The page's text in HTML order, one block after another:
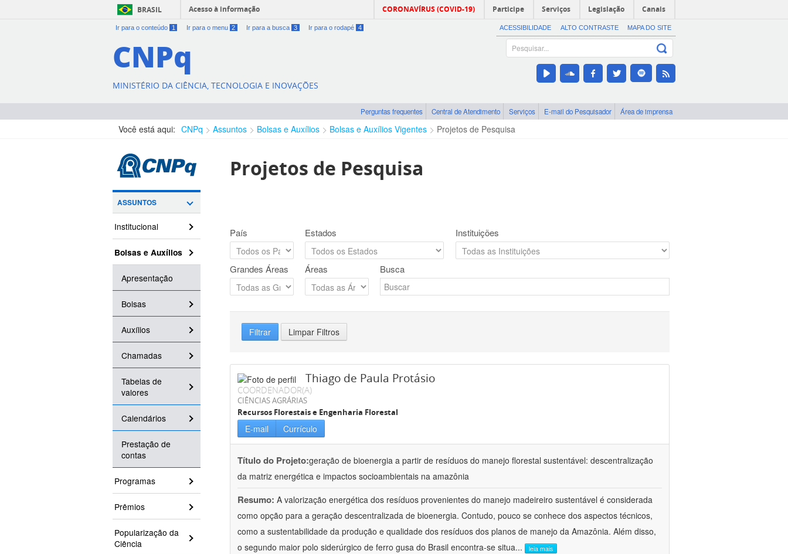
BRASIL Acesso à informação CORONAVÍRUS (COVID-19) Participe Serviços Legislação Canais
Ir para o conteúdo 1 Ir para o menu 2 Ir para a busca 3 Ir para o rodapé 4 ACESSIBILIDADE ALTO CONTRASTE MAPA DO SITE
CNPq
MINISTÉRIO DA CIÊNCIA, TECNOLOGIA E INOVAÇÕES
Perguntas frequentes Central de Atendimento Serviços E-mail do Pesquisador Área de imprensa
Você está aqui: CNPq Assuntos Bolsas e Auxílios Bolsas e Auxílios Vigentes Projetos de Pesquisa
ASSUNTOS
Institucional
Bolsas e Auxílios
Apresentação
Bolsas
Auxílios
Chamadas
Tabelas de
valores
Calendários
Prestação de
contas
Programas
Prêmios
Popularização da
Ciência
Projetos de Pesquisa
País Estados Instituições
Grandes Áreas Áreas Busca
Filtrar Limpar Filtros
Thiago de Paula Protásio
COORDENADOR(A)
CIÊNCIAS AGRÁRIAS
Recursos Florestais e Engenharia Florestal
E-mail Currículo
Título do Projeto:geração de bioenergia a partir de resíduos do manejo florestal sustentável: descentralização
da matriz energética e impactos socioambientais na amazônia
Resumo: A valorização energética dos resíduos provenientes do manejo madeireiro sustentável é considerada
como opção para a geração descentralizada de bioenergia. Contudo, pouco se conhece dos aspectos técnicos,
como a sustentabilidade da produção e qualidade dos resíduos dos planos de manejo da Amazônia. Além disso,
o segundo maior polo siderúrgico de ferro gusa do Brasil encontra-se situa... leia mais